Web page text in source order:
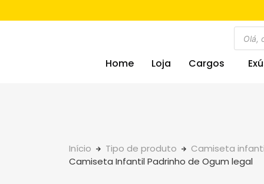
Home Loja Cargos
Início Tipo de produto
Camiseta
Camiseta Infantil Padrinho de Ogum legal